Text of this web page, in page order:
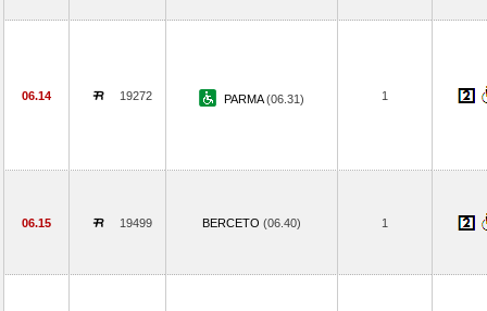
06.14 19272 PARMA(06.31) 1
06.15 19499 BERCETO (06.40) 1